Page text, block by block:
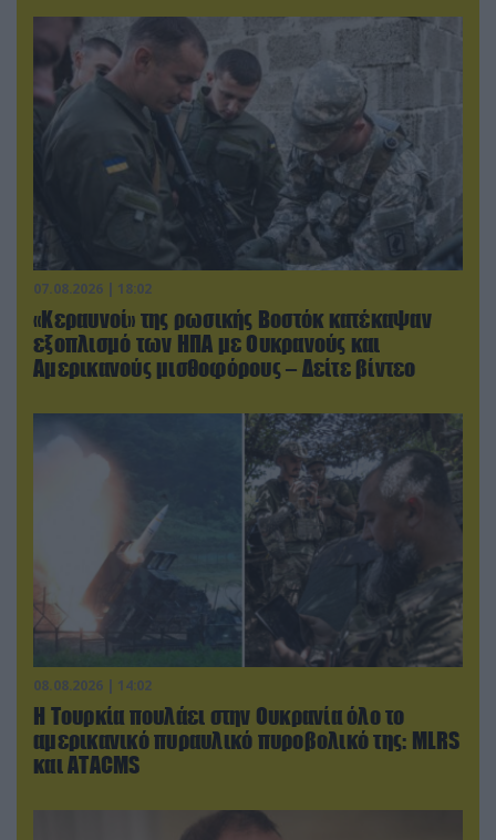
07.08.2026 | 18:02
«Κεραυνοί» της ρωσικής Βοστόκ κατέκαψαν
εξοπλισμό των ΗΠΑ με Ουκρανούς και
Αμερικανούς μισθοφόρους – Δείτε βίντεο
08.08.2026 | 14:02
Η Τουρκία πουλάει στην Ουκρανία όλο το
αμερικανικό πυραυλικό πυροβολικό της: MLRS
και ΑΤΑCMS